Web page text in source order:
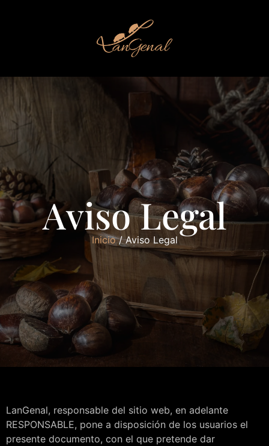
Aviso Legal
Inicio/ Aviso Legal
LanGenal, responsable del sitio web, en adelante
RESPONSABLE, pone a disposición de los usuarios el
presente documento, con el que pretende dar